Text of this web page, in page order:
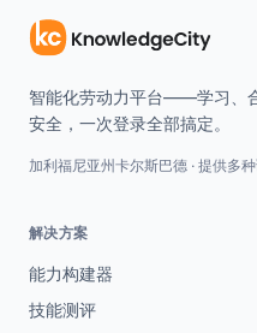
智能化劳动力平台——学习、
安全，一次登录全部搞定。
加利福尼亚州卡尔斯巴德 · 提供多
解决方案
能力构建器
技能测评